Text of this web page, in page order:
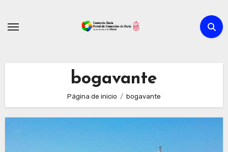
bogavante
Página de inicio bogavante